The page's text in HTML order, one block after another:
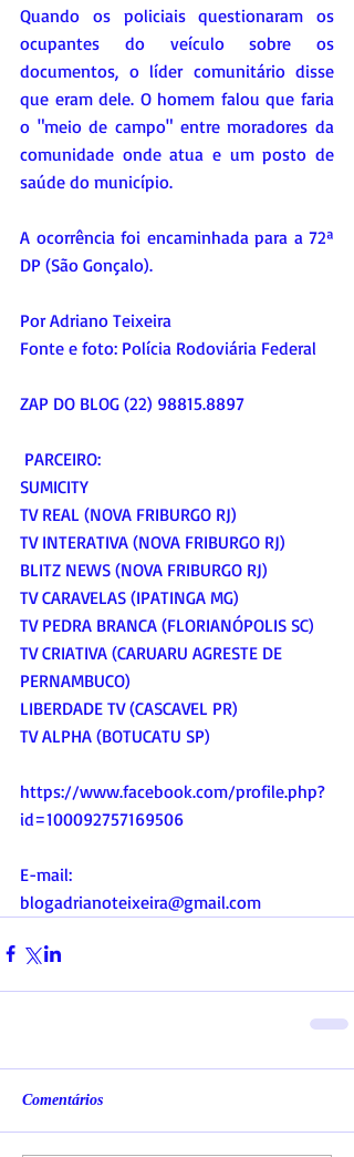
Quando os policiais questionaram os
ocupantes do veículo sobre os
documentos, o líder comunitário disse
que eram dele. O homem falou que faria
o "meio de campo" entre moradores da
comunidade onde atua e um posto de
saúde do município.
A ocorrência foi encaminhada para a 72ª
DP (São Gonçalo).
Por Adriano Teixeira
Fonte e foto: Polícia Rodoviária Federal
ZAP DO BLOG (22) 98815.8897
PARCEIRO:
SUMICITY
TV REAL (NOVA FRIBURGO RJ)
TV INTERATIVA (NOVA FRIBURGO RJ)
BLITZ NEWS (NOVA FRIBURGO RJ)
TV CARAVELAS (IPATINGA MG)
TV PEDRA BRANCA (FLORIANÓPOLIS SC)
TV CRIATIVA (CARUARU AGRESTE DE
PERNAMBUCO)
LIBERDADE TV (CASCAVEL PR)
TV ALPHA (BOTUCATU SP)
https://www.facebook.com/profile.php?
id=100092757169506
E-mail:
blogadrianoteixeira@gmail.com
Comentários